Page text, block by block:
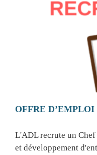
OFFRE D’EMPLOI
L'ADL recrute un
et développement